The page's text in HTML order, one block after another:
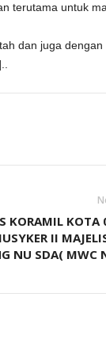
terutama untuk
dan juga dengan
KORAMIL KOTA
II
NU SDA( MWC